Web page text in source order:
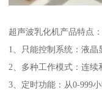
超声波乳化机产品特点：
1、只能控制系统：液晶
2、多种工作模式：连续
3、定时功能：从0-999小